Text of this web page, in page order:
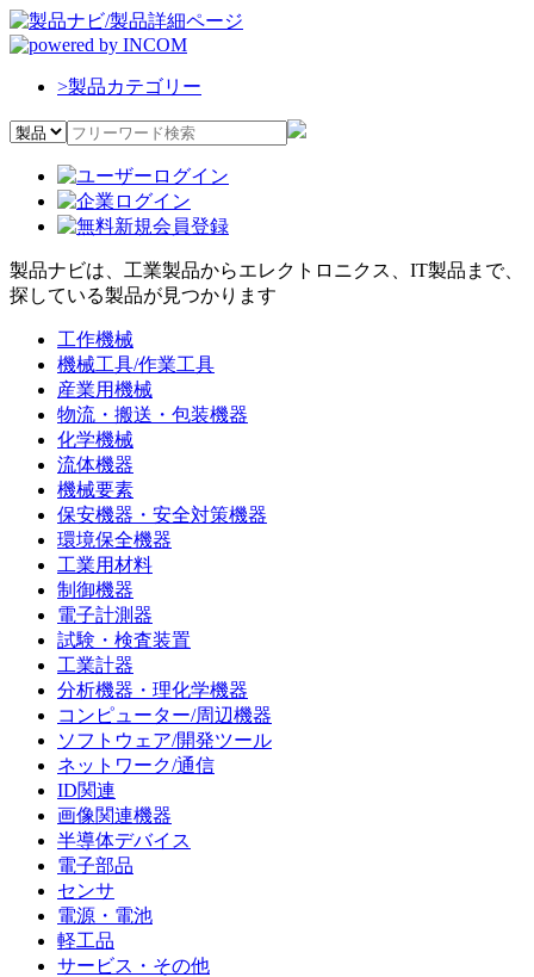
>製品カテゴリー
製品ナビは、工業製品からエレクトロニクス、IT製品まで、
探している製品が見つかります
工作機械
機械工具/作業工具
産業用機械
物流・搬送・包装機器
化学機械
流体機器
機械要素
保安機器・安全対策機器
環境保全機器
工業用材料
制御機器
電子計測器
試験・検査装置
工業計器
分析機器・理化学機器
コンピューター/周辺機器
ソフトウェア/開発ツール
ネットワーク/通信
ID関連
画像関連機器
半導体デバイス
電子部品
センサ
電源・電池
軽工品
サービス・その他